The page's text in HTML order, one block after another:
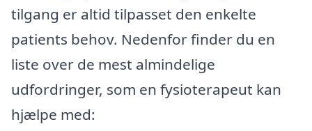
tilgang er altid tilpasset den enkelte
patients behov. Nedenfor finder du en
liste over de mest almindelige
udfordringer, som en fysioterapeut kan
hjælpe med: